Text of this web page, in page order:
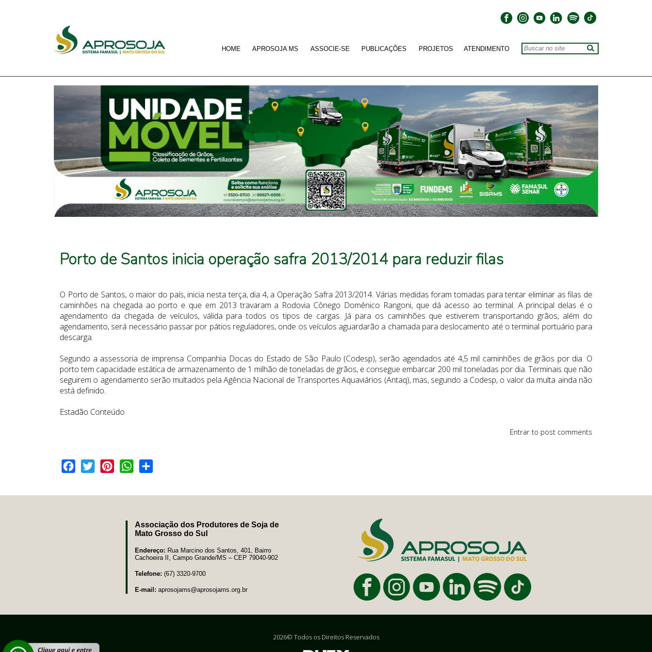
HOME APROSOJA MS ASSOCIE-SE PUBLICAÇÕES PROJETOS ATENDIMENTO
Porto de Santos inicia operação safra 2013/2014 para reduzir filas
O Porto de Santos, o maior do país, inicia nesta terça, dia 4, a Operação Safra 2013/2014. Várias medidas foram tomadas para tentar eliminar as filas de
caminhões na chegada ao porto e que em 2013 travaram a Rodovia Cônego Domênico Rangoni, que dá acesso ao terminal. A principal delas é o
agendamento da chegada de veículos, válida para todos os tipos de cargas. Já para os caminhões que estiverem transportando grãos, além do
agendamento, será necessário passar por pátios reguladores, onde os veículos aguardarão a chamada para deslocamento até o terminal portuário para
descarga.
Segundo a assessoria de imprensa Companhia Docas do Estado de São Paulo (Codesp), serão agendados até 4,5 mil caminhões de grãos por dia. O
porto tem capacidade estática de armazenamento de 1 milhão de toneladas de grãos, e consegue embarcar 200 mil toneladas por dia. Terminais que não
seguirem o agendamento serão multados pela Agência Nacional de Transportes Aquaviários (Antaq), mas, segundo a Codesp, o valor da multa ainda não
está definido.
Estadão Conteúdo
Entrar to post comments
Facebook
Twitter PinterestWhatsApp
Associação dos Produtores de Soja de
Mato Grosso do Sul
Endereço: Rua Marcino dos Santos, 401, Bairro
Cachoeira II, Campo Grande/MS – CEP 79040-902
Telefone: (67) 3320-9700
E-mail: aprosojams@aprosojams.org.br
2026© Todos os Direitos Reservados